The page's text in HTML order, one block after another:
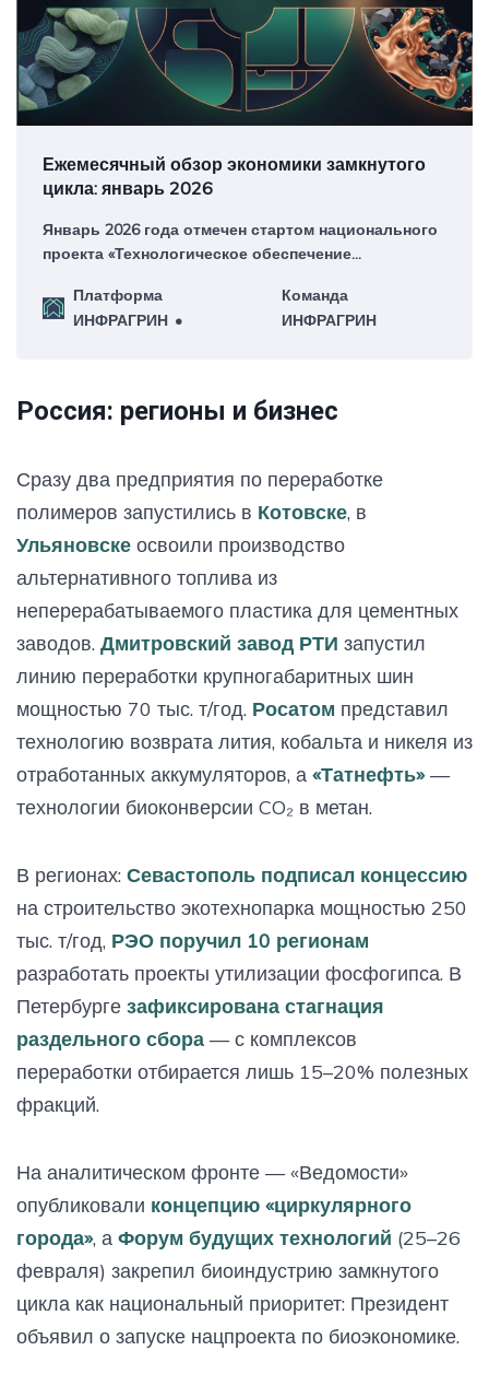
Ежемесячный обзор экономики замкнутого
цикла: январь 2026
Январь 2026 года отмечен стартом национального
проекта «Технологическое обеспечение
создании системы переработки электроники.
Платформа
ИНФРАГРИН
Команда
ИНФРАГРИН
Россия: регионы и бизнес
Сразу два предприятия по переработке
полимеров запустились в Котовске, в
Ульяновске освоили производство
альтернативного топлива из
неперерабатываемого пластика для цементных
заводов. Дмитровский завод РТИ запустил
линию переработки крупногабаритных шин
мощностью 70 тыс. т/год. Росатом представил
технологию возврата лития, кобальта и никеля из
отработанных аккумуляторов, а «Татнефть»—
технологии биоконверсии CO₂ в метан.
В регионах: Севастополь подписал концессию
на строительство экотехнопарка мощностью 250
тыс. т/год, РЭО поручил 10 регионам
разработать проекты утилизации фосфогипса. В
Петербурге зафиксирована стагнация
раздельного сбора — с комплексов
переработки отбирается лишь 15–20% полезных
фракций.
На аналитическом фронте — «Ведомости»
опубликовали концепцию «циркулярного
города», а Форум будущих технологий (25–26
февраля) закрепил биоиндустрию замкнутого
цикла как национальный приоритет: Президент
объявил о запуске нацпроекта по биоэкономике.